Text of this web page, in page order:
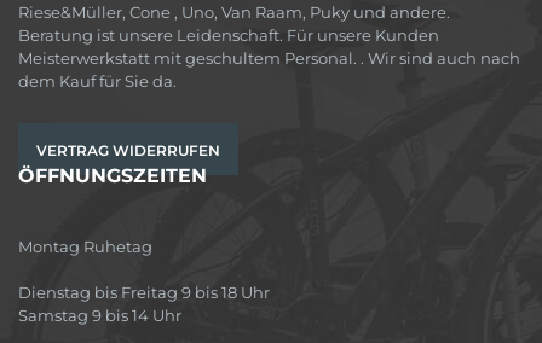
Riese&Müller, Cone , Uno, Van Raam, Puky und andere.
Beratung ist unsere Leidenschaft. Für unsere Kunden
Meisterwerkstatt mit geschultem Personal. . Wir sind auch nach
dem Kauf für Sie da.
VERTRAG WIDERRUFEN
ÖFFNUNGSZEITEN
Montag Ruhetag
Dienstag bis Freitag 9 bis 18 Uhr
Samstag 9 bis 14 Uhr